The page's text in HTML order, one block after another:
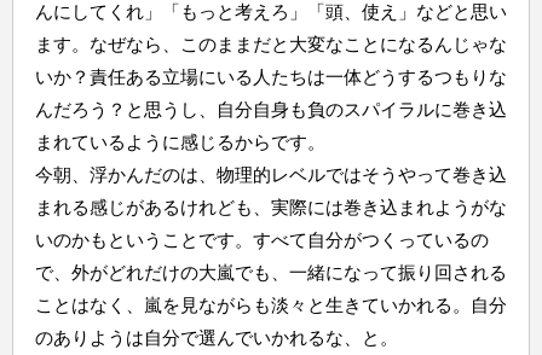
生
塾
んにしてくれ」「もっと考えろ」「頭、使え」などと思い
ます。なぜなら、このままだと大変なことになるんじゃな
いか？責任ある立場にいる人たちは一体どうするつもりな
んだろう？と思うし、自分自身も負のスパイラルに巻き込
まれているように感じるからです。
今朝、浮かんだのは、物理的レベルではそうやって巻き込
まれる感じがあるけれども、実際には巻き込まれようがな
いのかもということです。すべて自分がつくっているの
で、外がどれだけの大嵐でも、一緒になって振り回される
ことはなく、嵐を見ながらも淡々と生きていかれる。自分
のありようは自分で選んでいかれるな、と。